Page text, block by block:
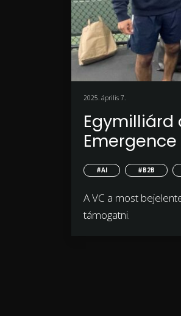
2025. április 7.
Emergence
#AI #B2B
A VC a most
támogatni.